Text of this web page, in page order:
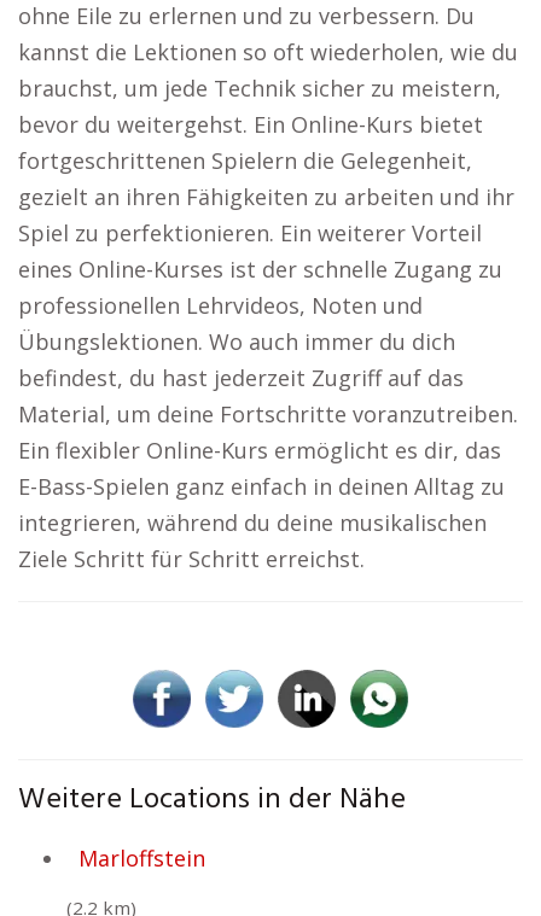
ohne Eile zu erlernen und zu verbessern. Du
kannst die Lektionen so oft wiederholen, wie du
brauchst, um jede Technik sicher zu meistern,
bevor du weitergehst. Ein Online-Kurs bietet
fortgeschrittenen Spielern die Gelegenheit,
gezielt an ihren Fähigkeiten zu arbeiten und ihr
Spiel zu perfektionieren. Ein weiterer Vorteil
eines Online-Kurses ist der schnelle Zugang zu
professionellen Lehrvideos, Noten und
Übungslektionen. Wo auch immer du dich
befindest, du hast jederzeit Zugriff auf das
Material, um deine Fortschritte voranzutreiben.
Ein flexibler Online-Kurs ermöglicht es dir, das
E-Bass-Spielen ganz einfach in deinen Alltag zu
integrieren, während du deine musikalischen
Ziele Schritt für Schritt erreichst.
Weitere Locations in der Nähe
Marloffstein
(2.2 km)